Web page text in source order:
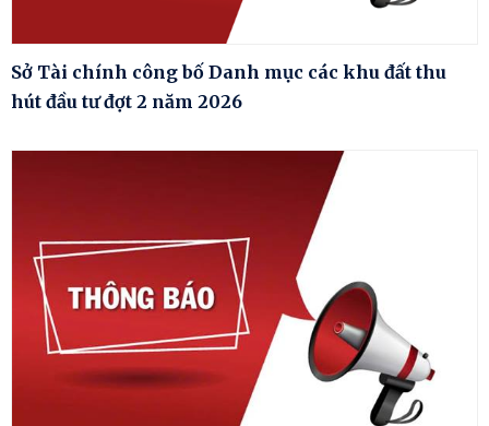
Sở Tài chính công bố Danh mục các khu đất thu
hút đầu tư đợt 2 năm 2026